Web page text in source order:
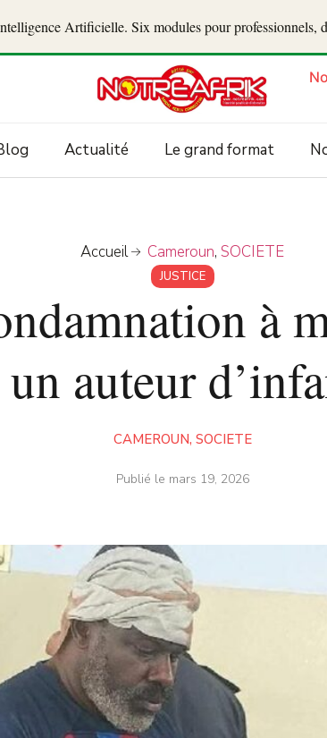
Artificielle. Six modules pour professionnels,
Actualité Le grand format
Accueil Cameroun,SOCIETE
JUSTICE
à
auteur
CAMEROUN, SOCIETE
Publié le mars 19, 2026